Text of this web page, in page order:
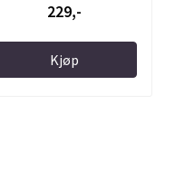
229,-
Kjøp